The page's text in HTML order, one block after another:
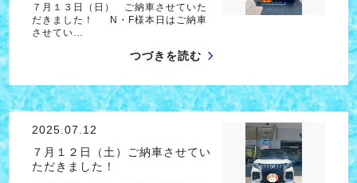
７月１３日（日） ご納車させていた
だきました！ N・F様本日はご納車
させてい…
つづきを読む
2025.07.12
７月１２日（土）ご納車させてい
ただきました！